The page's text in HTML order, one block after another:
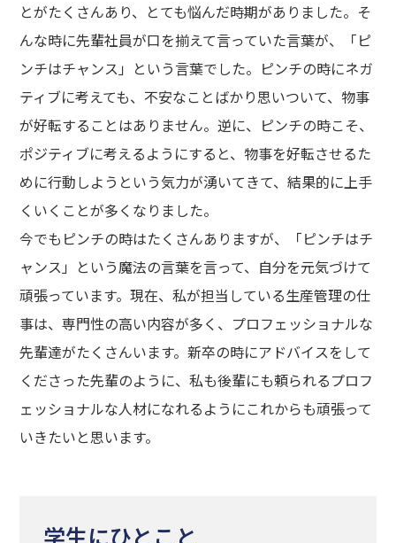
とがたくさんあり、とても悩んだ時期がありました。そ
んな時に先輩社員が口を揃えて言っていた言葉が、「ピ
ンチはチャンス」という言葉でした。ピンチの時にネガ
ティブに考えても、不安なことばかり思いついて、物事
が好転することはありません。逆に、ピンチの時こそ、
ポジティブに考えるようにすると、物事を好転させるた
めに行動しようという気力が湧いてきて、結果的に上手
くいくことが多くなりました。
今でもピンチの時はたくさんありますが、「ピンチはチ
ャンス」という魔法の言葉を言って、自分を元気づけて
頑張っています。現在、私が担当している生産管理の仕
事は、専門性の高い内容が多く、プロフェッショナルな
先輩達がたくさんいます。新卒の時にアドバイスをして
くださった先輩のように、私も後輩にも頼られるプロフ
ェッショナルな人材になれるようにこれからも頑張って
いきたいと思います。
学生にひとこと